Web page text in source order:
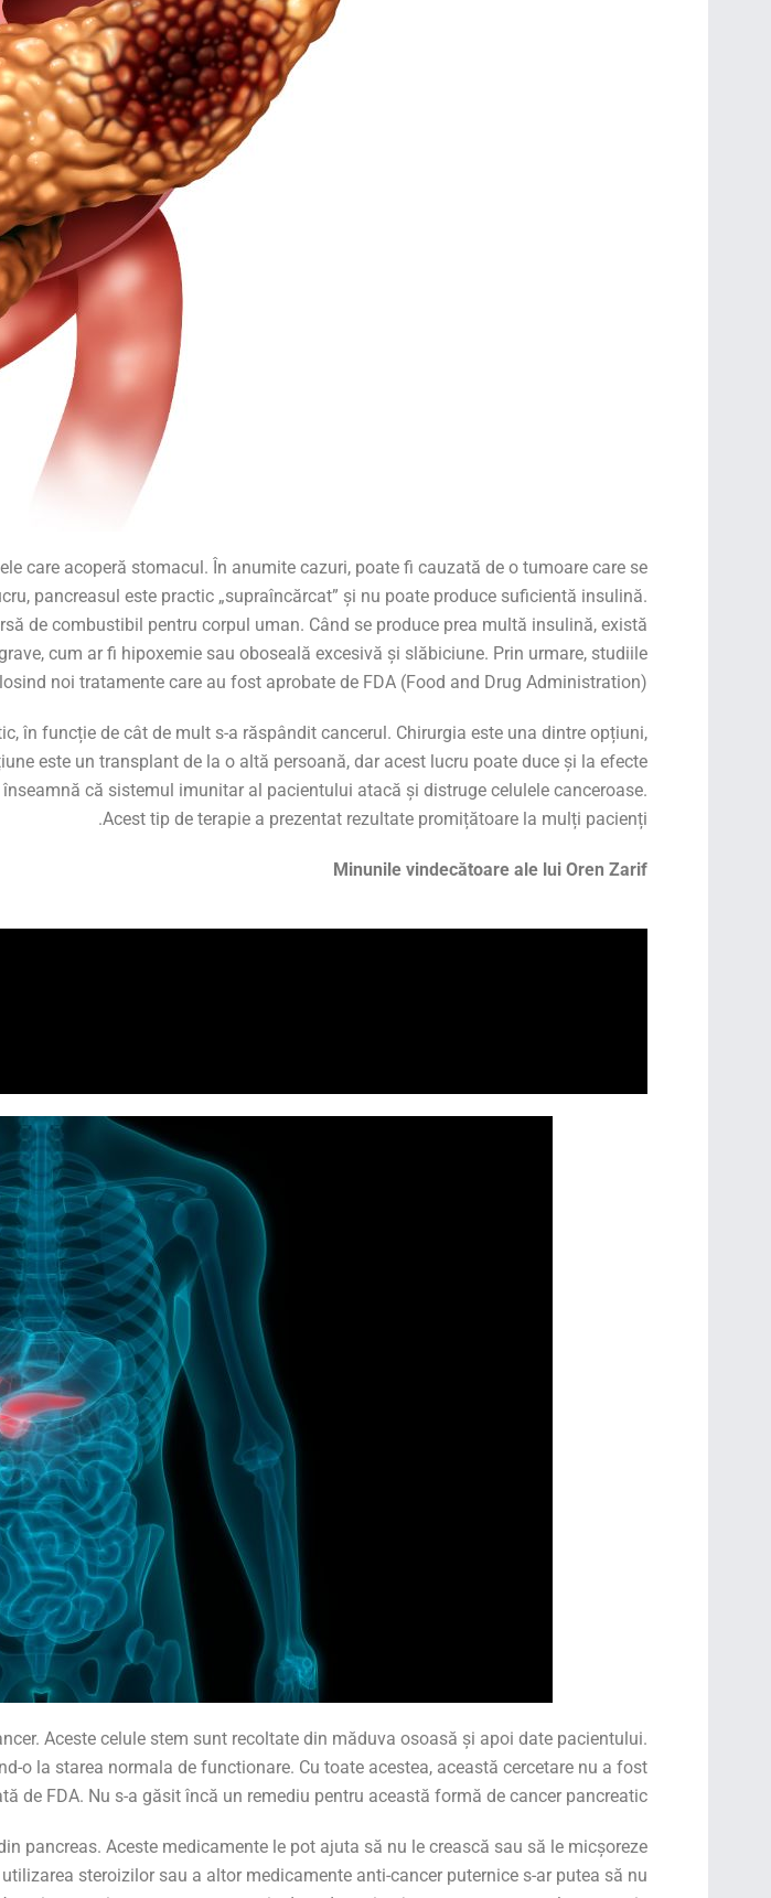
care acoperă stomacul. În anumite cazuri, poate fi cauzată de o tumoare care se
pancreasul este practic „supraîncărcat” și nu poate produce suficientă insulină.
de combustibil pentru corpul uman. Când se produce prea multă insulină, există
cum ar fi hipoxemie sau oboseală excesivă și slăbiciune. Prin urmare, studiile
noi tratamente care au fost aprobate de FDA (Food and Drug Administration).
în funcție de cât de mult s-a răspândit cancerul. Chirurgia este una dintre opțiuni,
este un transplant de la o altă persoană, dar acest lucru poate duce și la efecte
că sistemul imunitar al pacientului atacă și distruge celulele canceroase.
Acest tip de terapie a prezentat rezultate promițătoare la mulți pacienți.
Minunile vindecătoare ale lui Oren Zarif
Aceste celule stem sunt recoltate din măduva osoasă și apoi date pacientului.
o la starea normala de functionare. Cu toate acestea, această cercetare nu a fost
de FDA. Nu s-a găsit încă un remediu pentru această formă de cancer pancreatic.
pancreas. Aceste medicamente le pot ajuta să nu le crească sau să le micșoreze
steroizilor sau a altor medicamente anti-cancer puternice s-ar putea să nu